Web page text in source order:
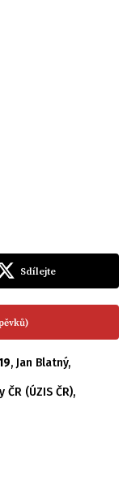
Sdílejte
, Jan Blatný,
(ÚZIS ČR),